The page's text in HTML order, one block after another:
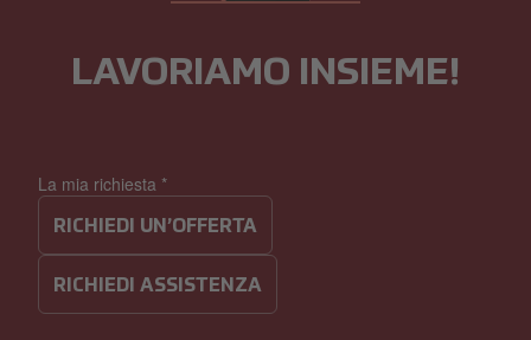
La mia richiesta *
RICHIEDI UN’OFFERTA
RICHIEDI ASSISTENZA
LAVORIAMO INSIEME!